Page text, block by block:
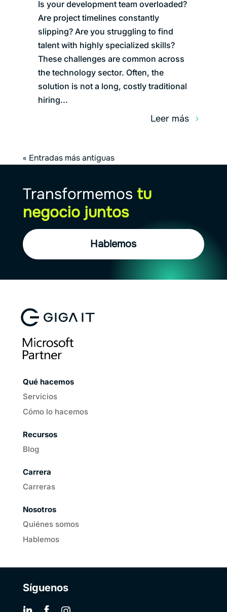
Is your development team overloaded?
Are project timelines constantly
slipping? Are you struggling to find
talent with highly specialized skills?
These challenges are common across
the technology sector. Often, the
solution is not a long, costly traditional
hiring...
leer más
« Entradas más antiguas
Transformemos tu
negocio juntos
Hablemos
Qué hacemos
Servicios
Cómo lo hacemos
Recursos
Blog
Carrera
Carreras
Nosotros
Quiénes somos
Hablemos
Síguenos